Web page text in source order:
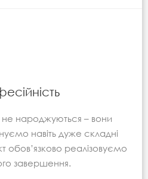
народжуються – вони
навіть дуже складні
обов’язково реалізовуємо
завершення.